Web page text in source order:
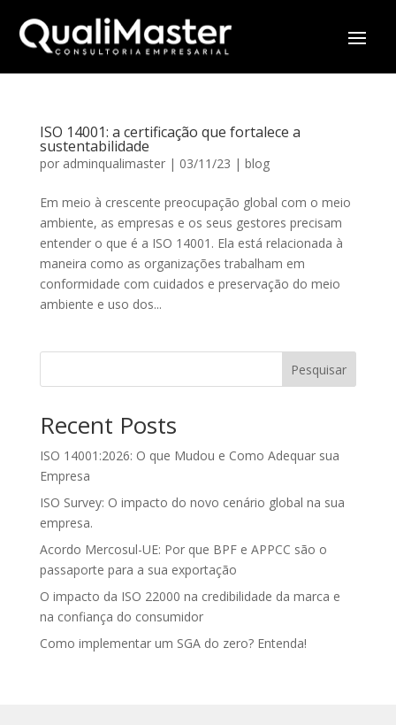
ISO 14001: a certificação que fortalece a
sustentabilidade
por adminqualimaster| 03/11/23 | blog
Em meio à crescente preocupação global com o meio
ambiente, as empresas e os seus gestores precisam
entender o que é a ISO 14001. Ela está relacionada à
maneira como as organizações trabalham em
conformidade com cuidados e preservação do meio
ambiente e uso dos...
Pesquisar
Recent Posts
ISO 14001:2026: O que Mudou e Como Adequar sua
Empresa
ISO Survey: O impacto do novo cenário global na sua
empresa.
Acordo Mercosul-UE: Por que BPF e APPCC são o
passaporte para a sua exportação
O impacto da ISO 22000 na credibilidade da marca e
na confiança do consumidor
Como implementar um SGA do zero? Entenda!